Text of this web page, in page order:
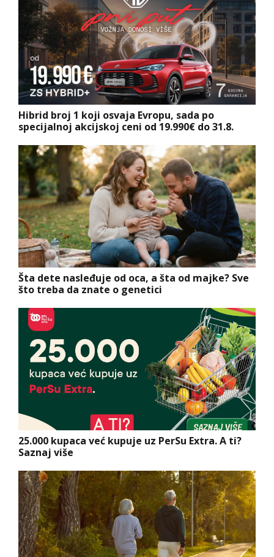
Hibrid broj 1 koji osvaja Evropu, sada po
specijalnoj akcijskoj ceni od 19.990€ do 31.8.
Šta dete nasleđuje od oca, a šta od majke? Sve
što treba da znate o genetici
25.000 kupaca već kupuje uz PerSu Extra. A ti?
Saznaj više